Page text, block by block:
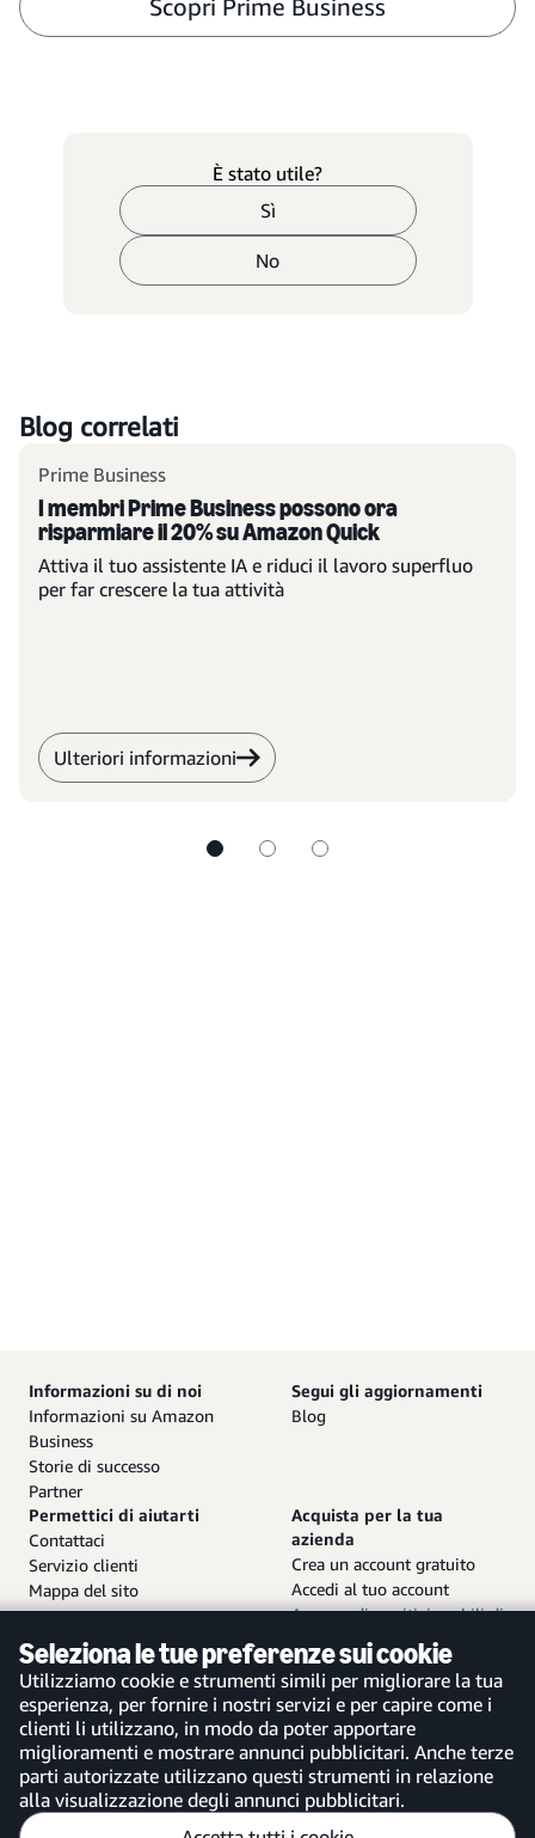
Scopri Prime Business
È stato utile?
Sì
No
Blog correlati
Prime Business
I membri Prime Business possono ora
risparmiare il 20% su Amazon Quick
Attiva il tuo assistente IA e riduci il lavoro superfluo
per far crescere la tua attività
Ulteriori informazioni
Seleziona le tue preferenze sui cookie
Utilizziamo cookie e strumenti simili per migliorare la tua
esperienza, per fornire i nostri servizi e per capire come i
clienti li utilizzano, in modo da poter apportare
miglioramenti e mostrare annunci pubblicitari. Anche terze
parti autorizzate utilizzano questi strumenti in relazione
alla visualizzazione degli annunci pubblicitari.
Informazioni su di noi
Informazioni su Amazon
Business
Storie di successo
Partner
Segui gli aggiornamenti
Blog
Permettici di aiutarti
Contattaci
Servizio clienti
Mappa del sito
Acquista per la tua
azienda
Crea un account gratuito
Accedi al tuo account
App per dispositivi mobili di
Amazon Business
Italia